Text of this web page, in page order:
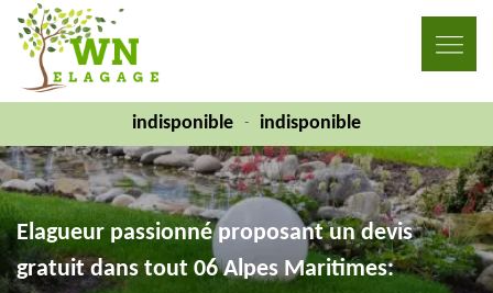
indisponible - indisponible
Elagueur passionné proposant un devis
gratuit dans tout 06 Alpes Maritimes: